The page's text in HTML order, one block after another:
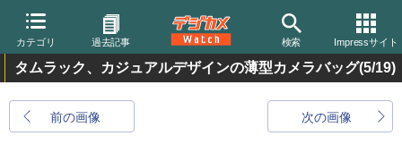
カテゴリ 過去記事 検索 Impressサイト
タムラック、カジュアルデザインの薄型カメラバッグ(5/19)
前の画像 次の画像